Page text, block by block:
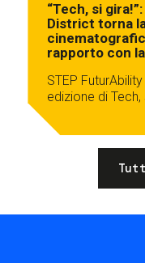
“Tech, si
District torna
rapporto con
STEP
edizione di Tech,